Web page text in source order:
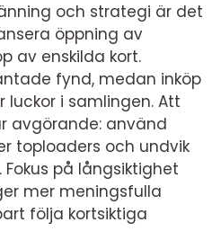
och strategi är det
öppning av
av enskilda kort.
fynd, medan inköp
luckor i samlingen. Att
avgörande: använd
toploaders och undvik
på långsiktighet
mer meningsfulla
följa kortsiktiga